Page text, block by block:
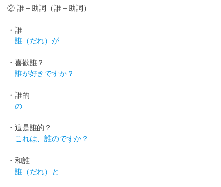
② 誰＋助詞（誰＋助詞）
・誰
誰（だれ）が
・喜歡誰？
誰が好きですか？
・誰的
の
・這是誰的？
これは、誰のですか？
・和誰
誰（だれ）と